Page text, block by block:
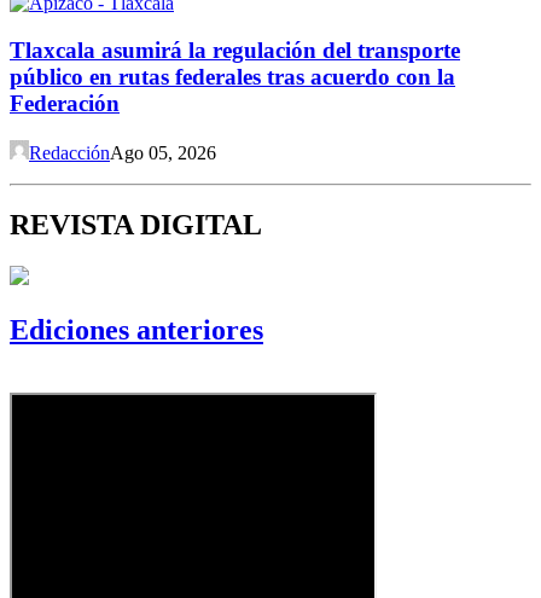
Tlaxcala asumirá la regulación del transporte
público en rutas federales tras acuerdo con la
Federación
RedacciónAgo 05, 2026
REVISTA DIGITAL
Ediciones anteriores